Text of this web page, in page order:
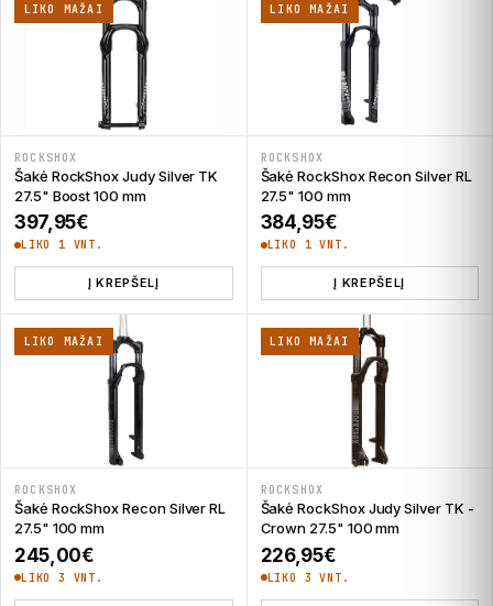
LIKO MAŽAI
ROCKSHOX
Šakė RockShox Judy Silver TK
27.5" Boost 100 mm
397,95€
LIKO 1 VNT.
Į KREPŠELĮ
LIKO MAŽAI
ROCKSHOX
Šakė RockShox Recon Silver RL
27.5" 100 mm
384,95€
LIKO 1 VNT.
Į KREPŠELĮ
LIKO MAŽAI
ROCKSHOX
Šakė RockShox Recon Silver RL
27.5" 100 mm
245,00€
LIKO 3 VNT.
LIKO MAŽAI
ROCKSHOX
Šakė RockShox Judy Silver TK -
Crown 27.5" 100 mm
226,95€
LIKO 3 VNT.